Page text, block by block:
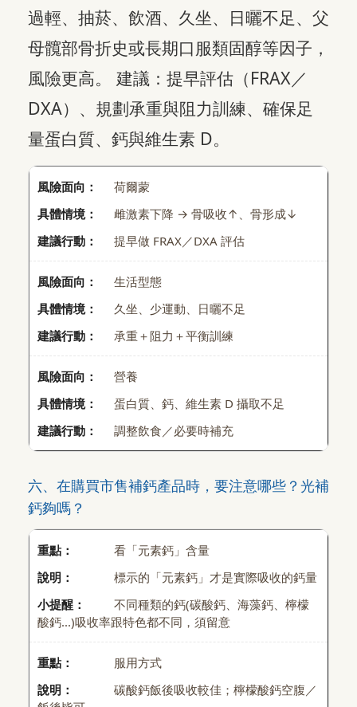
過輕、抽菸、飲酒、久坐、日曬不足、父
母髖部骨折史或長期口服類固醇等因子，
風險更高。 建議：提早評估（FRAX／
DXA）、規劃承重與阻力訓練、確保足
量蛋白質、鈣與維生素 D。
荷爾蒙
雌激素下降 → 骨吸收↑、骨形成↓
提早做 FRAX／DXA 評估
生活型態
久坐、少運動、日曬不足
承重＋阻力＋平衡訓練
營養
蛋白質、鈣、維生素 D 攝取不足
調整飲食／必要時補充
六、在購買市售補鈣產品時，要注意哪些？光補
鈣夠嗎？
看「元素鈣」含量
標示的「元素鈣」才是實際吸收的鈣量
不同種類的鈣(碳酸鈣、海藻鈣、檸檬
酸鈣...)吸收率跟特色都不同，須留意
服用方式
碳酸鈣飯後吸收較佳；檸檬酸鈣空腹／